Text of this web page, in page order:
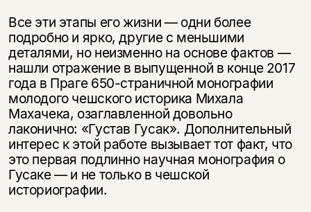
Все эти этапы его жизни — одни более
подробно и ярко, другие с меньшими
деталями, но неизменно на основе фактов —
нашли отражение в выпущенной в конце 2017
года в Праге 650-страничной монографии
молодого чешского историка Михала
Махачека, озаглавленной довольно
лаконично: «Густав Гусак». Дополнительный
интерес к этой работе вызывает тот факт, что
это первая подлинно научная монография о
Гусаке — и не только в чешской
историографии.